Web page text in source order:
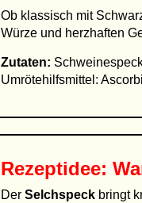
Ob klassisch mit
Würze und herzhaften
Zutaten:
Umrötehilfsmittel:
Rezeptidee:
Der Selchspeck bringt